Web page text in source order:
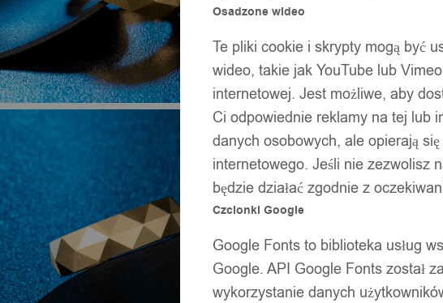
Osadzone wideo
Te pliki cookie i skrypty mogą być
wideo, takie jak YouTube lub
internetowej. Jest możliwe, aby
Ci odpowiednie reklamy na tej lub
danych osobowych, ale opierają
internetowego. Jeśli nie zezwolisz
będzie działać zgodnie z
Czcionki Google
Google Fonts to biblioteka usług
Google. API Google Fonts został
wykorzystanie danych